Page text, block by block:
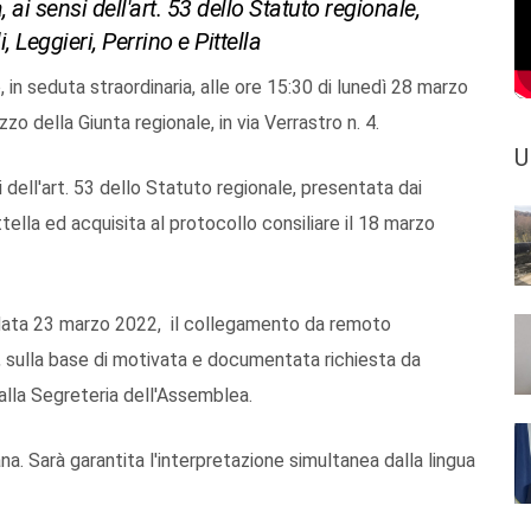
sensi dell'art. 53 dello Statuto regionale,
Leggieri, Perrino e Pittella
seduta straordinaria, alle ore 15:30 di lunedì 28 marzo
della Giunta regionale, in via Verrastro n. 4.
dell'art. 53 dello Statuto regionale, presentata dai
ed acquisita al protocollo consiliare il 18 marzo
23 marzo 2022, il collegamento da remoto
base di motivata e documentata richiesta da
Segreteria dell'Assemblea.
Sarà garantita l'interpretazione simultanea dalla lingua